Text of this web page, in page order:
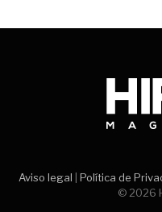
Aviso legal Política de
© 2026